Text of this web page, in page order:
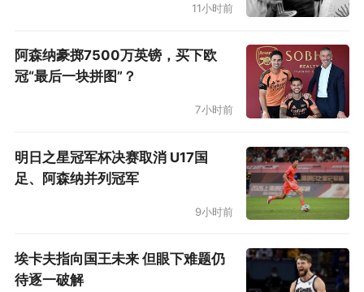
德换队后再次当选了西部的最佳新秀。他场均14.1
分的得分排在所有西部新秀第一位，这位来自巴
哈马的23岁后卫还在三月投进了新秀中最多的37
希尔德用24场比赛让萨克拉门托的球迷看到
了希望。如果再给希尔德10场比赛，他的表现配
“他来到球队后一直训练得很刻苦，他努力学
11小时前
阿森纳豪掷7500万英镑，买下欧
冠“最后一块拼图”？
7小时前
明日之星冠军杯决赛取消 U17国
足、阿森纳并列冠军
9小时前
埃卡夫指向国王未来 但眼下难题仍
待逐一破解